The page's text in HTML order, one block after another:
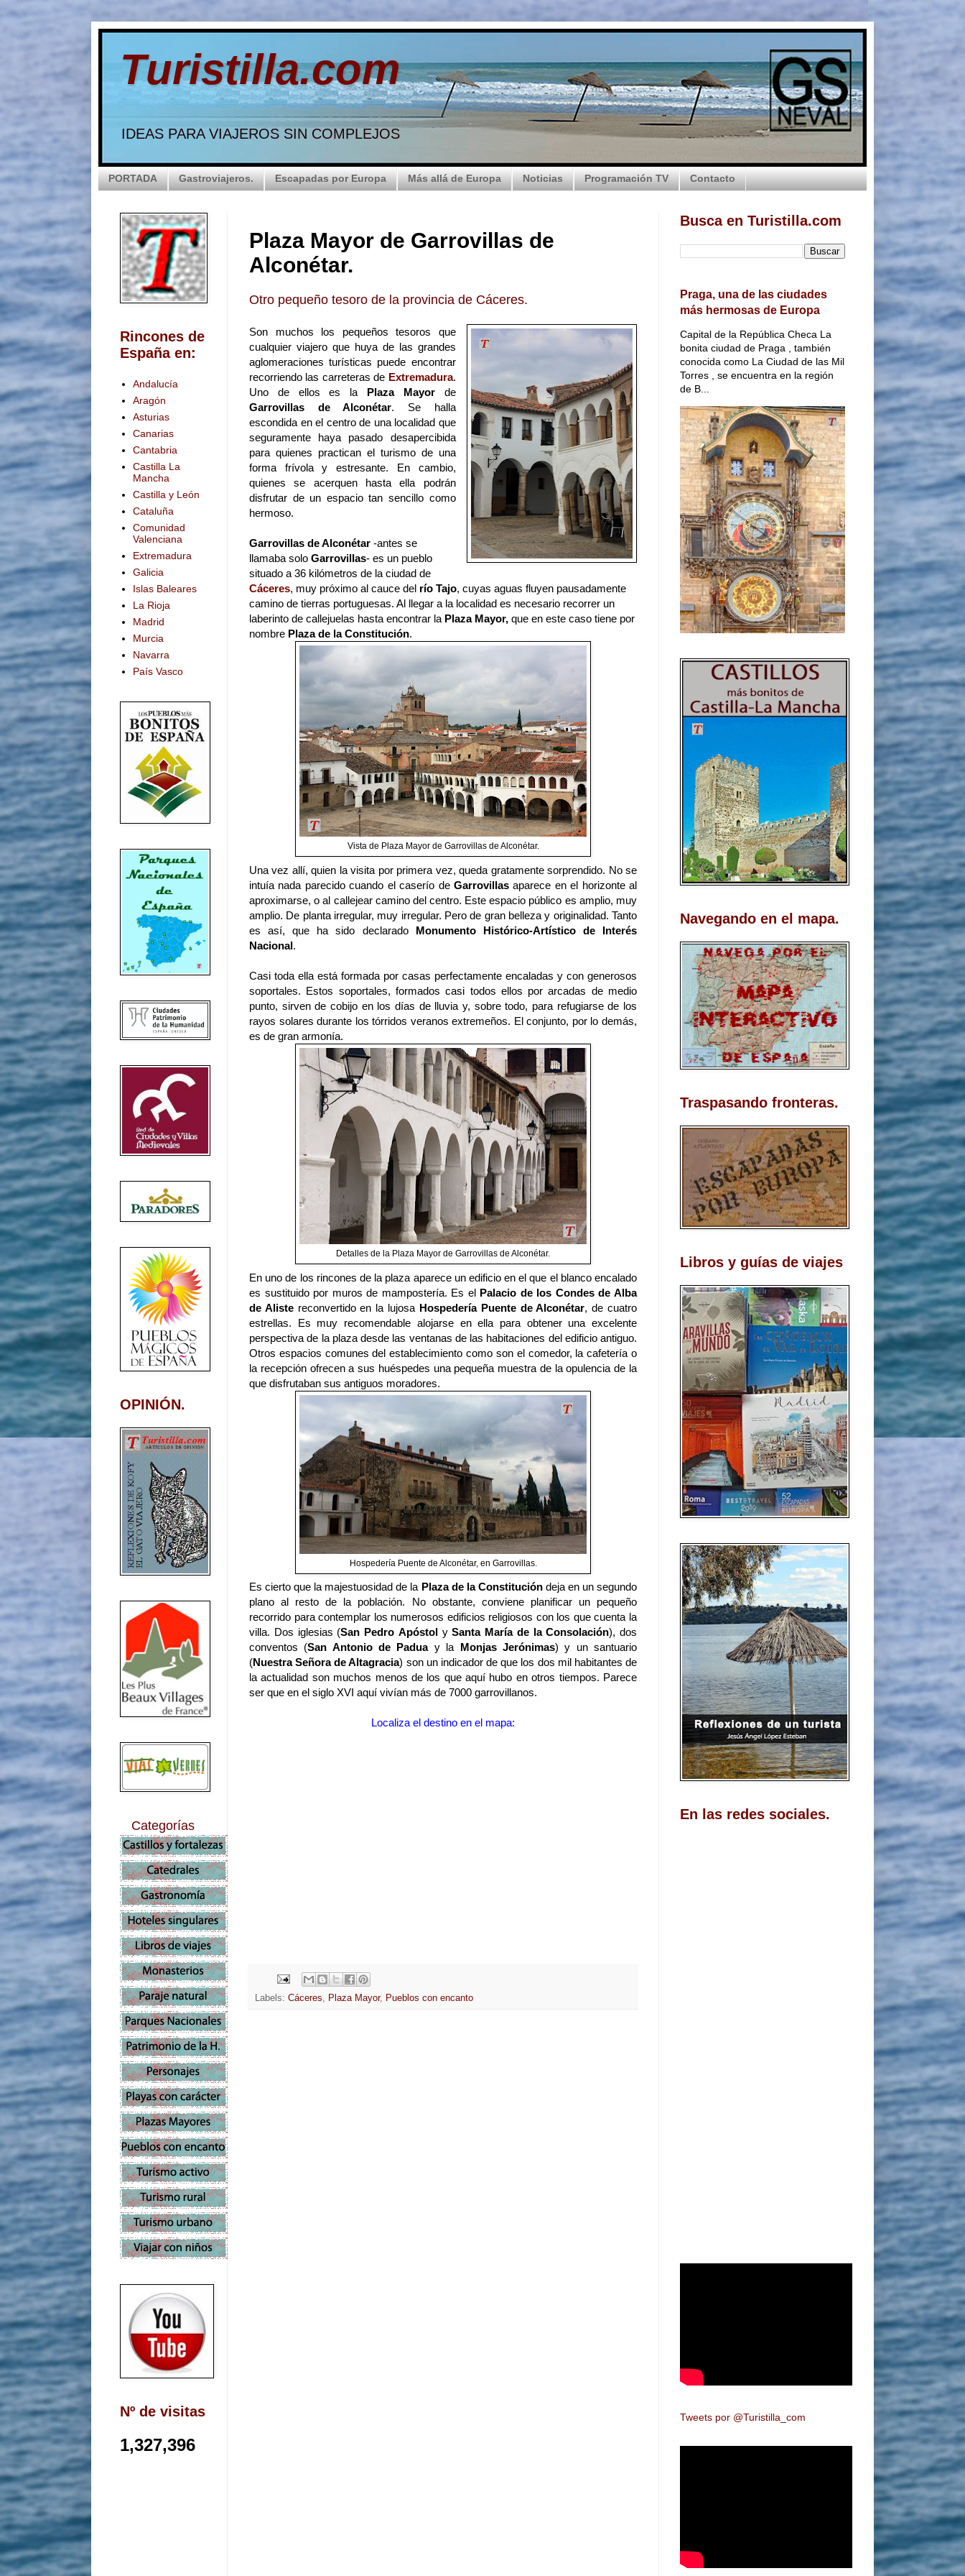
Turistilla.com
IDEAS PARA VIAJEROS SIN COMPLEJOS
PORTADA Gastroviajeros. Escapadas por Europa Más allá de Europa Noticias Programación TV Contacto
Plaza Mayor de Garrovillas de
Alconétar.
Otro pequeño tesoro de la provincia de Cáceres.
Son muchos los pequeños tesoros que
cualquier viajero que huya de las grandes
aglomeraciones turísticas puede encontrar
recorriendo las carreteras de Extremadura.
Uno de ellos es la Plaza Mayor de
Garrovillas de Alconétar. Se halla
escondida en el centro de una localidad que
seguramente haya pasado desapercibida
para quienes practican el turismo de una
forma frívola y estresante. En cambio,
quienes se acerquen hasta ella podrán
disfrutar de un espacio tan sencillo como
hermoso.
Garrovillas de Alconétar -antes se
llamaba solo Garrovillas- es un pueblo
situado a 36 kilómetros de la ciudad de
Cáceres, muy próximo al cauce del río Tajo, cuyas aguas fluyen pausadamente
camino de tierras portuguesas. Al llegar a la localidad es necesario recorrer un
laberinto de callejuelas hasta encontrar la Plaza Mayor, que en este caso tiene por
nombre Plaza de la Constitución.
Vista de Plaza Mayor de Garrovillas de Alconétar.
Una vez allí, quien la visita por primera vez, queda gratamente sorprendido. No se
intuía nada parecido cuando el caserío de Garrovillasaparece en el horizonte al
aproximarse, o al callejear camino del centro. Este espacio público es amplio, muy
amplio. De planta irregular, muy irregular. Pero de gran belleza y originalidad. Tanto
es así, que ha sido declarado Monumento Histórico-Artístico de Interés
Nacional.
Casi toda ella está formada por casas perfectamente encaladas y con generosos
soportales. Estos soportales, formados casi todos ellos por arcadas de medio
punto, sirven de cobijo en los días de lluvia y, sobre todo, para refugiarse de los
rayos solares durante los tórridos veranos extremeños. El conjunto, por lo demás,
es de gran armonía.
Detalles de la Plaza Mayor de Garrovillas de Alconétar.
En uno de los rincones de la plaza aparece un edificio en el que el blanco encalado
es sustituido por muros de mampostería. Es el Palacio de los Condes de Alba
de Alistereconvertido en la lujosa Hospedería Puente de Alconétar, de cuatro
estrellas. Es muy recomendable alojarse en ella para obtener una excelente
perspectiva de la plaza desde las ventanas de las habitaciones del edificio antiguo.
Otros espacios comunes del establecimiento como son el comedor, la cafetería o
la recepción ofrecen a sus huéspedes una pequeña muestra de la opulencia de la
que disfrutaban sus antiguos moradores.
Hospedería Puente de Alconétar, en Garrovillas.
Es cierto que la majestuosidad de la Plaza de la Constitucióndeja en un segundo
plano al resto de la población. No obstante, conviene planificar un pequeño
recorrido para contemplar los numerosos edificios religiosos con los que cuenta la
villa. Dos iglesias (San Pedro ApóstolySanta María de la Consolación), dos
conventos (San Antonio de Paduay la Monjas Jerónimas) y un santuario
(Nuestra Señora de Altagracia) son un indicador de que los dos mil habitantes de
la actualidad son muchos menos de los que aquí hubo en otros tiempos. Parece
ser que en el siglo XVI aquí vivían más de 7000 garrovillanos.
Localiza el destino en el mapa:
Labels: Cáceres Plaza Mayor, Pueblos con encanto
Rincones de
España en:
Andalucía
Aragón
Asturias
Canarias
Cantabria
Castilla La
Mancha
Castilla y León
Cataluña
Comunidad
Valenciana
Extremadura
Galicia
Islas Baleares
La Rioja
Madrid
Murcia
Navarra
País Vasco
OPINIÓN.
Categorías
Nº de visitas
1,327,396
Busca en Turistilla.com
Praga, una de las ciudades
más hermosas de Europa
Capital de la República Checa La
bonita ciudad de Praga , también
conocida como La Ciudad de las Mil
Torres , se encuentra en la región
de B...
Navegando en el mapa.
Traspasando fronteras.
Libros y guías de viajes
En las redes sociales.
Tweets por @Turistilla_com